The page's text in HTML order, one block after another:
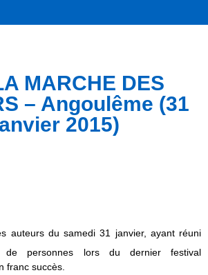
MARCHE DES
– Angoulême (31
2015)
auteurs du samedi 31 janvier, ayant réuni
de personnes lors du dernier festival
franc succès.